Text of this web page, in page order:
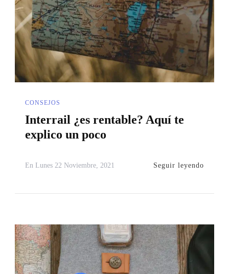
CONSEJOS
Interrail ¿es rentable? Aquí te
explico un poco
En Lunes 22 Noviembre, 2021 Seguir leyendo